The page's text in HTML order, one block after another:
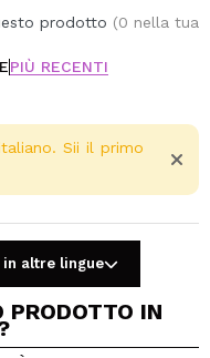
prodotto (0 nella tua
PIÙ RECENTI
Sii il primo
altre lingue
PRODOTTO IN